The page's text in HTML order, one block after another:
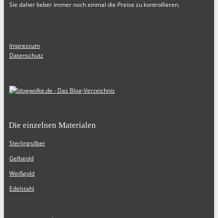
Sie daher lieber immer noch einmal die Preise zu kontrollieren.
Impressum
Datenschutz
Die einzelnen Materialen
Sterlingsilber
Gelbgold
Weißgold
Edelstahl